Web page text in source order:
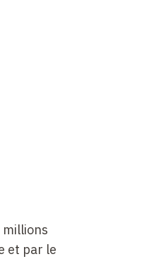
millions
et par le